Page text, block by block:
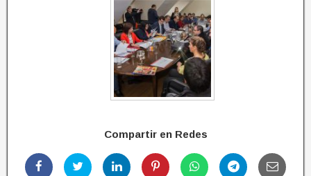
Compartir en Redes